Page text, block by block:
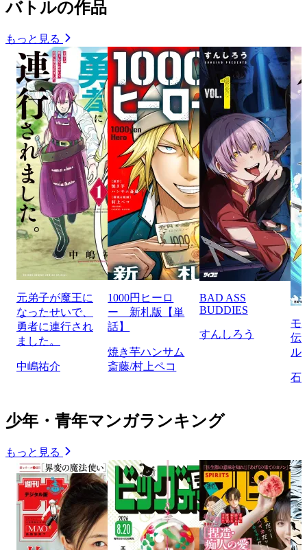
バトルの作品
もっと見る
元弟子が魔王に
なったせいで、
勇者に連行され
ました。
中嶋祐介
1000円ヒーロ
ー 新札版【単
話】
焼き芋ハンサム
斎藤/村上ペコ
BAD ASS
BUDDIES
すんしろう
モ
伝
ル
石
少年・青年マンガランキング
もっと見る